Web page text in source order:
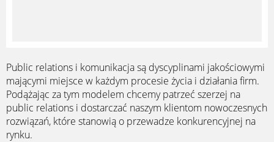
Public relations i komunikacja są dyscyplinami jakościowymi
mającymi miejsce w każdym procesie życia i działania firm.
Podążając za tym modelem chcemy patrzeć szerzej na
public relations i dostarczać naszym klientom nowoczesnych
rozwiązań, które stanowią o przewadze konkurencyjnej na
rynku.